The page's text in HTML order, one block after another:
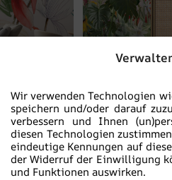
Wir verwenden Technologien
speichern und/oder darauf
verbessern und Ihnen
diesen Technologien
eindeutige Kennungen auf
der Widerruf der Einwilligung
und Funktionen auswirken.